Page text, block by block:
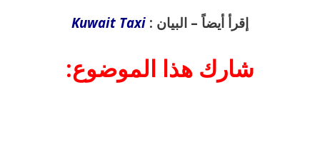
إقرأ أيضاً – البيان : Kuwait Taxi
شارك هذا الموضوع: